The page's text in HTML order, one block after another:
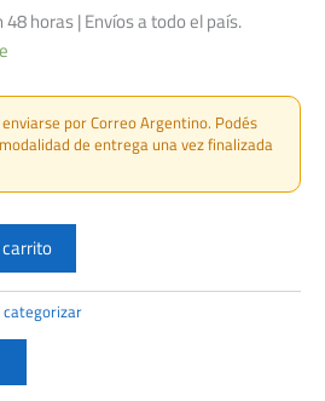
48 horas | Envíos a todo el país.
por Correo Argentino. Podés
de entrega una vez finalizada
categorizar